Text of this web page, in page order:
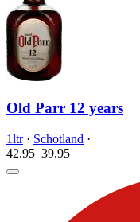
Old Parr 12 years
1ltr· Schotland ·
42.95 39.95